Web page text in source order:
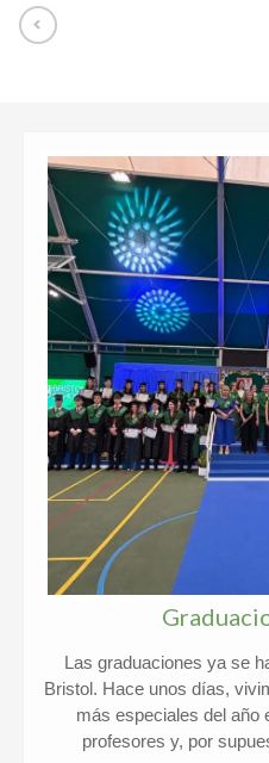
Las graduaciones ya se
Bristol. Hace unos días,
más especiales del año
profesores y, por